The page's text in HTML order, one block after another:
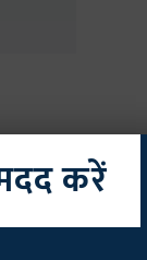
*indicates
करें